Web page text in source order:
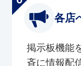
各店
掲示板機能
斉に情報配